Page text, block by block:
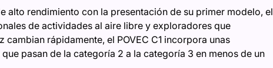
alto rendimiento con la presentación de su primer modelo, el
de actividades al aire libre y exploradores que
rápidamente, el POVEC C1 incorpora unas
pasan de la categoría 2 a la categoría 3 en menos de un